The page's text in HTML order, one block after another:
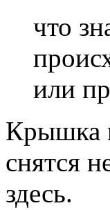
что
или
Крышка
снятся
здесь.